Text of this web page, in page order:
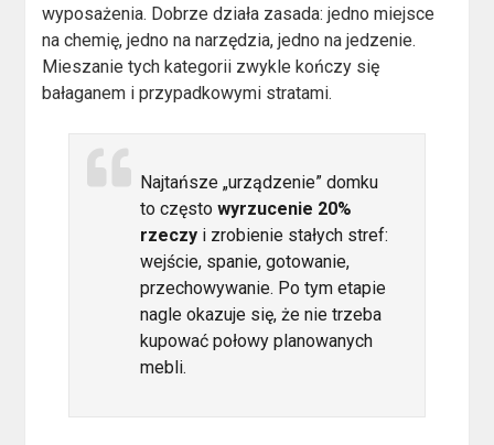
wyposażenia. Dobrze działa zasada: jedno miejsce
na chemię, jedno na narzędzia, jedno na jedzenie.
Mieszanie tych kategorii zwykle kończy się
bałaganem i przypadkowymi stratami.
Najtańsze „urządzenie” domku
to częstowyrzucenie 20%
rzeczy i zrobienie stałych stref:
wejście, spanie, gotowanie,
przechowywanie. Po tym etapie
nagle okazuje się, że nie trzeba
kupować połowy planowanych
mebli.